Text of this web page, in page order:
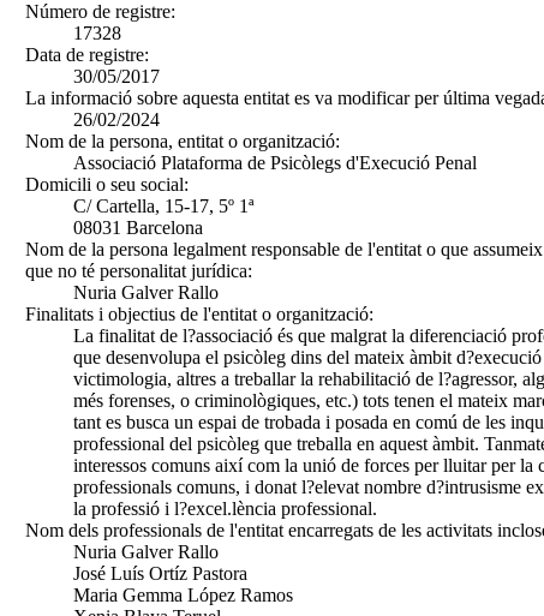
Número de registre:
17328
Data de registre:
30/05/2017
La informació sobre aquesta entitat es va modificar per última
26/02/2024
Nom de la persona, entitat o organització:
Associació Plataforma de Psicòlegs d'Execució Penal
Domicili o seu social:
C/ Cartella, 15-17, 5º 1ª
08031 Barcelona
Nom de la persona legalment responsable de l'entitat o que
que no té personalitat jurídica:
Nuria Galver Rallo
Finalitats i objectius de l'entitat o organització:
La finalitat de l?associació és que malgrat la diferenciació
que desenvolupa el psicòleg dins del mateix àmbit
victimologia, altres a treballar la rehabilitació de l?agressor,
més forenses, o criminològiques, etc.) tots tenen el mateix
tant es busca un espai de trobada i posada en comú de les
professional del psicòleg que treballa en aquest àmbit.
interessos comuns així com la unió de forces per lluitar per la
professionals comuns, i donat l?elevat nombre d?intrusisme
la professió i l?excel.lència professional.
Nom dels professionals de l'entitat encarregats de les activitats
Nuria Galver Rallo
José Luís Ortíz Pastora
Maria Gemma López Ramos